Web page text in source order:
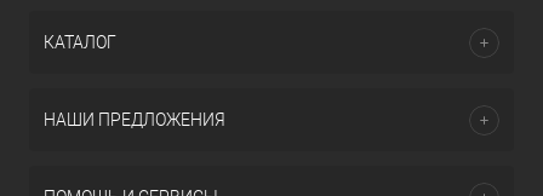
КАТАЛОГ
НАШИ ПРЕДЛОЖЕНИЯ